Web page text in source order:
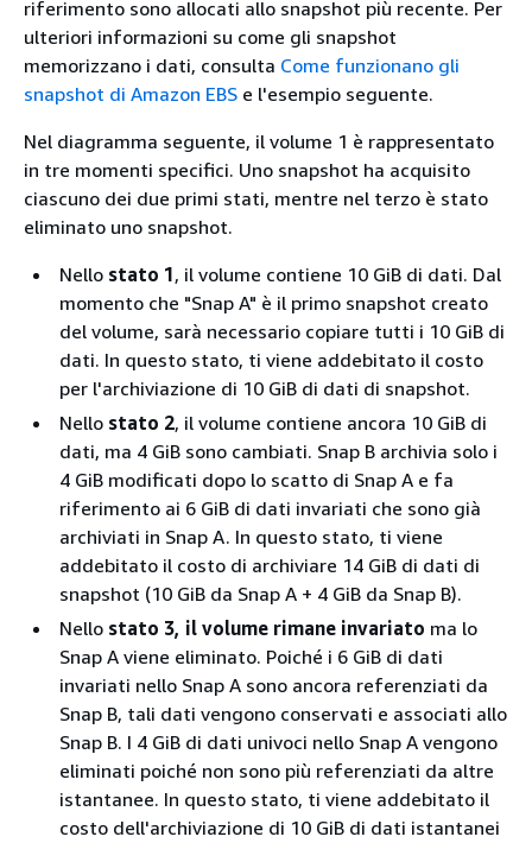
riferimento sono allocati allo snapshot più recente. Per
ulteriori informazioni su come gli snapshot
memorizzano i dati, consulta Come funzionano gli
snapshot di Amazon EBS e l'esempio seguente.
Nel diagramma seguente, il volume 1 è rappresentato
in tre momenti specifici. Uno snapshot ha acquisito
ciascuno dei due primi stati, mentre nel terzo è stato
eliminato uno snapshot.
Nello stato 1, il volume contiene 10 GiB di dati. Dal
momento che "Snap A" è il primo snapshot creato
del volume, sarà necessario copiare tutti i 10 GiB di
dati. In questo stato, ti viene addebitato il costo
per l'archiviazione di 10 GiB di dati di snapshot.
Nello stato 2, il volume contiene ancora 10 GiB di
dati, ma 4 GiB sono cambiati. Snap B archivia solo i
4 GiB modificati dopo lo scatto di Snap A e fa
riferimento ai 6 GiB di dati invariati che sono già
archiviati in Snap A. In questo stato, ti viene
addebitato il costo di archiviare 14 GiB di dati di
snapshot (10 GiB da Snap A + 4 GiB da Snap B).
Nello stato 3, il volume rimane invariato ma lo
Snap A viene eliminato. Poiché i 6 GiB di dati
invariati nello Snap A sono ancora referenziati da
Snap B, tali dati vengono conservati e associati allo
Snap B. I 4 GiB di dati univoci nello Snap A vengono
eliminati poiché non sono più referenziati da altre
istantanee. In questo stato, ti viene addebitato il
costo dell'archiviazione di 10 GiB di dati istantanei